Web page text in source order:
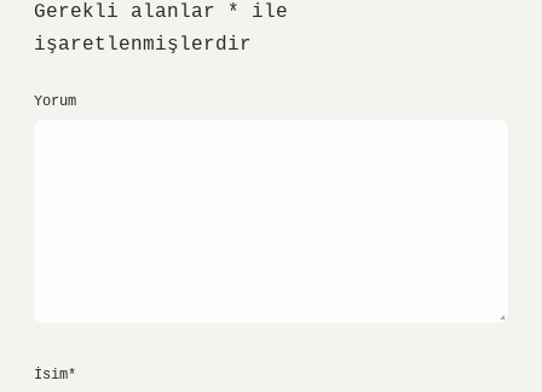
Gerekli alanlar
*
ile
işaretlenmişlerdir
Yorum
İsim*